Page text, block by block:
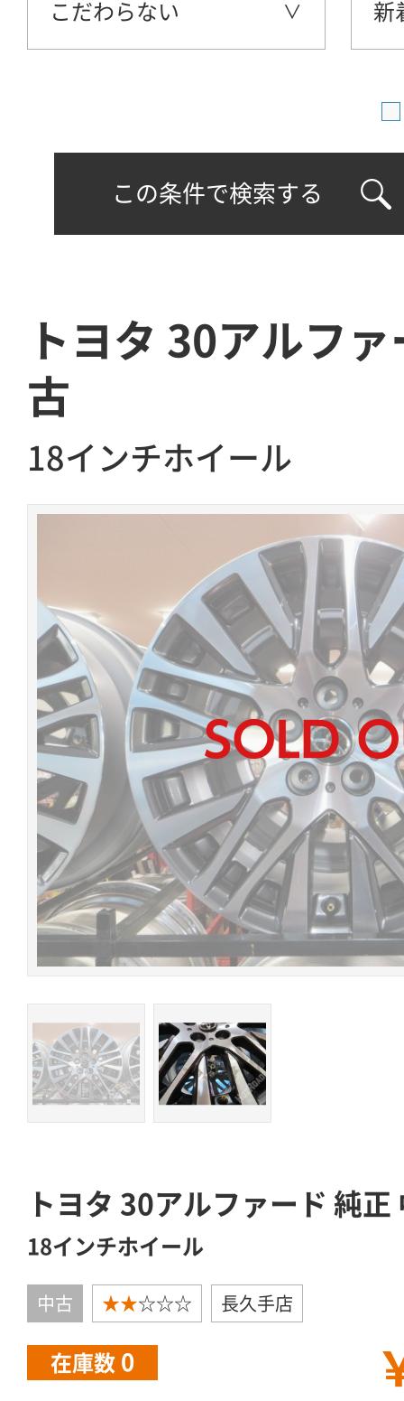
こだわらない 新
この条件で検索する
トヨタ 30アルフ
古
18インチホイール
トヨタ 30アルファード 純正
18インチホイール
中古 ★★☆☆☆ 長久手店
在庫数 0